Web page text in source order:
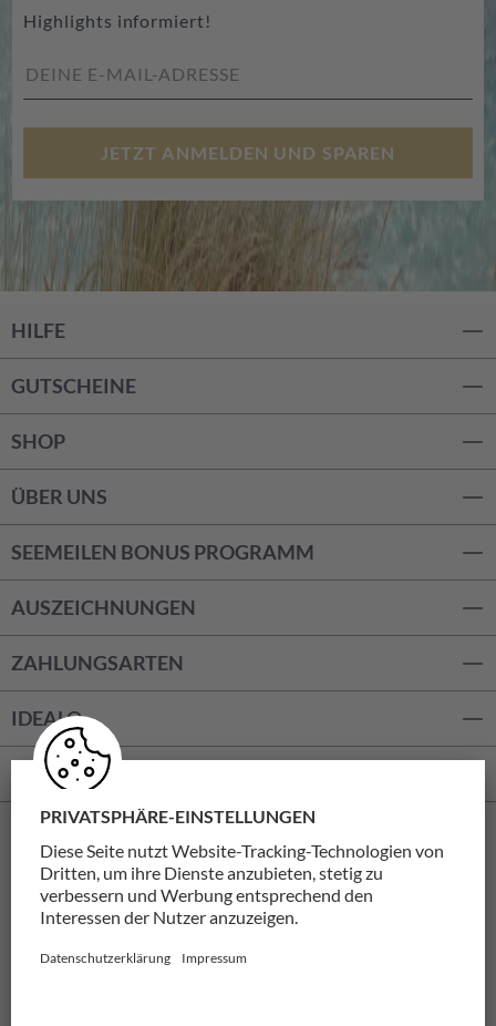
Highlights informiert!
JETZT ANMELDEN UND SPAREN
WIDERRUF
HILFE
GUTSCHEINE
SHOP
ÜBER UNS
SEEMEILEN BONUS PROGRAMM
AUSZEICHNUNGEN
ZAHLUNGSARTEN
IDEALO